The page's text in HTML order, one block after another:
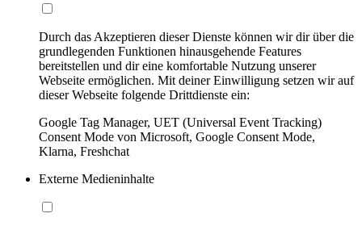
Durch das Akzeptieren dieser Dienste können wir dir über die
grundlegenden Funktionen hinausgehende Features
bereitstellen und dir eine komfortable Nutzung unserer
Webseite ermöglichen. Mit deiner Einwilligung setzen wir auf
dieser Webseite folgende Drittdienste ein:
Google Tag Manager, UET (Universal Event Tracking)
Consent Mode von Microsoft, Google Consent Mode,
Klarna, Freshchat
Externe Medieninhalte